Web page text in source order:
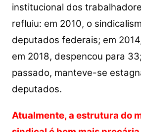
institucional dos
refluiu: em 2010, o
deputados federais; em
em 2018, despencou para
passado, manteve-se
deputados.
Atualmente, a estrutura do